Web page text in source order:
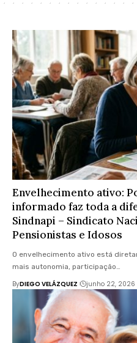
Envelhecimento ativo:
informado faz toda a
Sindnapi – Sindicato
Pensionistas e Idosos
O envelhecimento ativo está
mais autonomia, participação…
ByDIEGO VELÁZQUEZ junho 22, 2026